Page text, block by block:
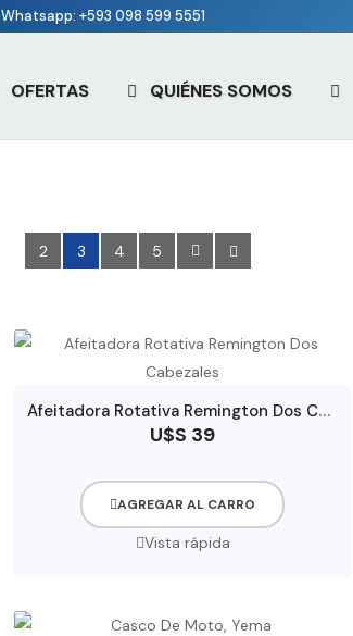
Whatsapp: +593 098 599 5551
OFERTAS QUIÉNES SOMOS
2 3 4 5
A
feitadora Rotativa Remington Dos Cabezales
U$S 39
AGREGAR AL CARRO
Vista rápida